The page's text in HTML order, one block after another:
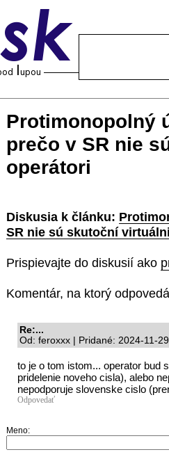
Protimonopolný
prečo v SR nie
operátori
Diskusia k článku:
SR nie sú skutoční
Prispievajte do diskusií ako
Komentár, na ktorý
Re:...
Od: feroxxx | Pridané: 2024-11-
to je o tom istom... operator bud
pridelenie noveho cisla), alebo
nepodporuje slovenske cislo
Odpovedať
Meno: